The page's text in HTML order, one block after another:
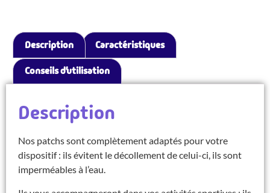
Description Caractéristiques
Conseils d’utilisation
Description
Nos patchs sont complètement adaptés pour votre
dispositif : ils évitent le décollement de celui-ci, ils sont
imperméables à l’eau.